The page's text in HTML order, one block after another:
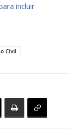
incluir
Civil